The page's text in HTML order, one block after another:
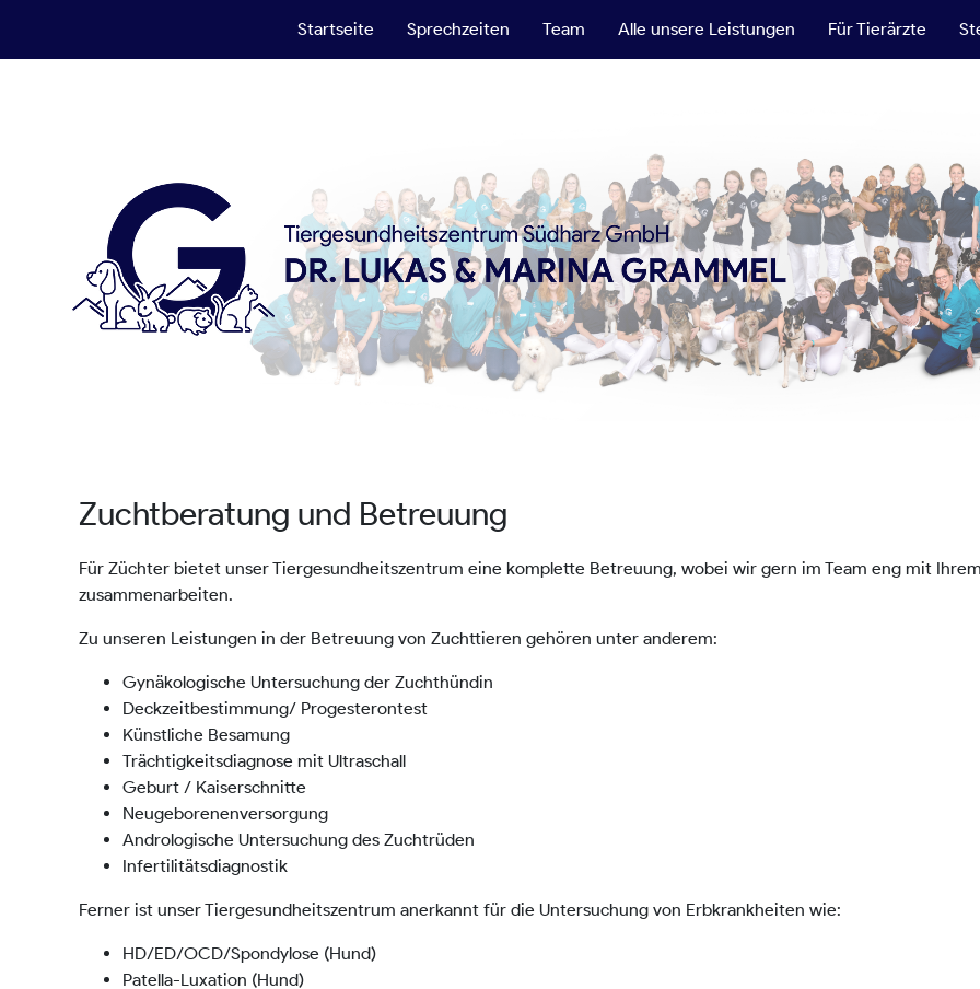
Startseite Sprechzeiten Team Alle unsere Leistungen Für Tierärzte
Zuchtberatung und Betreuung
Für Züchter bietet unser Tiergesundheitszentrum eine komplette Betreuung, wobei wir gern im Team eng mit
zusammenarbeiten.
Zu unseren Leistungen in der Betreuung von Zuchttieren gehören unter anderem:
Gynäkologische Untersuchung der Zuchthündin
Deckzeitbestimmung/ Progesterontest
Künstliche Besamung
Trächtigkeitsdiagnose mit Ultraschall
Geburt / Kaiserschnitte
Neugeborenenversorgung
Andrologische Untersuchung des Zuchtrüden
Infertilitätsdiagnostik
Ferner ist unser Tiergesundheitszentrum anerkannt für die Untersuchung von Erbkrankheiten wie:
HD/ED/OCD/Spondylose (Hund)
Patella-Luxation (Hund)